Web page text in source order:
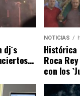
NOTICIAS
Histórica
Roca
con los